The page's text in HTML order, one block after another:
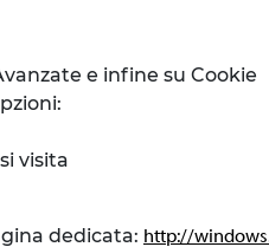
e infine su Cookie
visita
dedicata: http://